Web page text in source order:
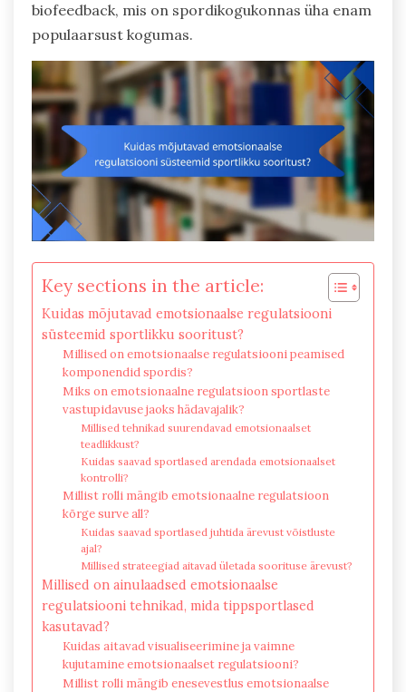
biofeedback, mis on spordikogukonnas üha enam
populaarsust kogumas.
Key sections in the article:
Kuidas mõjutavad emotsionaalse regulatsiooni
süsteemid sportlikku sooritust?
Millised on emotsionaalse regulatsiooni peamised
komponendid spordis?
Miks on emotsionaalne regulatsioon sportlaste
vastupidavuse jaoks hädavajalik?
Millised tehnikad suurendavad emotsionaalset
teadlikkust?
Kuidas saavad sportlased arendada emotsionaalset
kontrolli?
Millist rolli mängib emotsionaalne regulatsioon
kõrge surve all?
Kuidas saavad sportlased juhtida ärevust võistluste
ajal?
Millised strateegiad aitavad ületada soorituse ärevust?
Millised on ainulaadsed emotsionaalse
regulatsiooni tehnikad, mida tippsportlased
kasutavad?
Kuidas aitavad visualiseerimine ja vaimne
kujutamine emotsionaalset regulatsiooni?
Millist rolli mängib enesevestlus emotsionaalse